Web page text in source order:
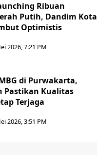
Ribuan
Putih, Dandim Kota
Optimistis
2026, 7:21 PM
di Purwakarta,
Pastikan Kualitas
Terjaga
2026, 3:51 PM